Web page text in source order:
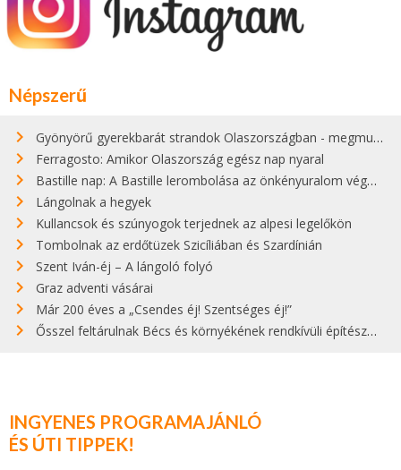
Népszerű
Gyönyörű gyerekbarát strandok Olaszországban - megmutatjuk a 15 legjobbat
Ferragosto: Amikor Olaszország egész nap nyaral
Bastille nap: A Bastille lerombolása az önkényuralom végét jelentette
Lángolnak a hegyek
Kullancsok és szúnyogok terjednek az alpesi legelőkön
Tombolnak az erdőtüzek Szicíliában és Szardínián
Szent Iván-éj – A lángoló folyó
Graz adventi vásárai
Már 200 éves a „Csendes éj! Szentséges éj!”
Ősszel feltárulnak Bécs és környékének rendkívüli építészeti kincsei
INGYENES PROGRAMAJÁNLÓ
ÉS ÚTI TIPPEK!